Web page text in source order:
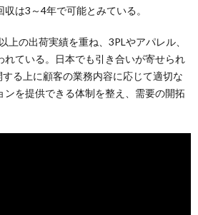
は3～4年で可能とみている。
上の出荷実績を重ね、3PLやアパレル、
れている。日本でも引き合いが寄せられ
る上に顧客の業務内容に応じて適切な
ンを提供できる体制を整え、需要の開拓